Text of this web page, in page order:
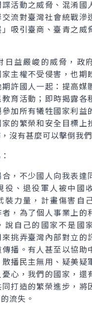
活動之威脅、混淆國
流對臺灣社會統戰滲
吸引臺商、臺青之威
日益嚴峻的威脅，政
主權不受侵害，也期
許國人一起：提高媒
育活動；即時揭露各
加所有犧牲國家利益
的繁榮和安全目標上
沒有甚麼可以擊倒我們
，不少國人向我表達
役、退役軍人被中國
裝力量，計畫傷害自
，為了個人事業上的
說自己的國家不是國
挑弄臺灣內部對立的
播。有人甚至以協助
播民主無用、疑美疑
心，我們的國家，還
打造的繁榮進步，將
流失。